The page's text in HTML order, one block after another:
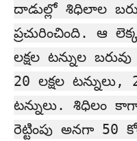
దాడుల్లో శిధిలాల
ప్రచురించింది. ఆ
లక్షల టన్నుల
20 లక్షల
టన్నులు. శిధిలం
రెట్టింపు అనగా 50